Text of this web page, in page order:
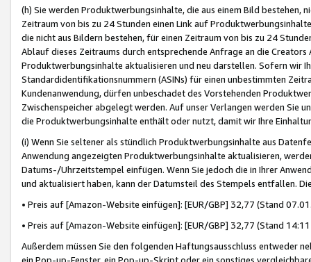
(h) Sie werden Produktwerbungsinhalte, die aus einem Bild bestehen,
Zeitraum von bis zu 24 Stunden einen Link auf
die nicht aus Bildern bestehen, für einen Zeitraum von bis zu 24
Ablauf dieses Zeitraums durch entsprechende Anfrage an die
Produktwerbungsinhalte aktualisieren und neu darstellen. Sofern wir
Standardidentifikationsnummern (ASINs) für einen unbestimmten
Kundenanwendung, dürfen unbeschadet des Vorstehenden
Zwischenspeicher abgelegt werden. Auf unser Verlangen werden Sie
die Produktwerbungsinhalte enthält oder nutzt, damit wir Ihre
(i) Wenn Sie seltener als stündlich Produktwerbungsinhalte aus
Anwendung angezeigten Produktwerbungsinhalte aktualisieren,
Datums-/Uhrzeitstempel einfügen. Wenn Sie jedoch die in Ihrer
und aktualisiert haben, kann der Datumsteil des Stempels entfallen.
• Preis auf [Amazon-Website einfügen]: [EUR/GBP] 32,77 (Stand
• Preis auf [Amazon-Website einfügen]: [EUR/GBP] 32,77 (Stand
Außerdem müssen Sie den folgenden Haftungsausschluss entweder
ein Pop-up-Fenster, ein Pop-up-Skript oder ein sonstiges